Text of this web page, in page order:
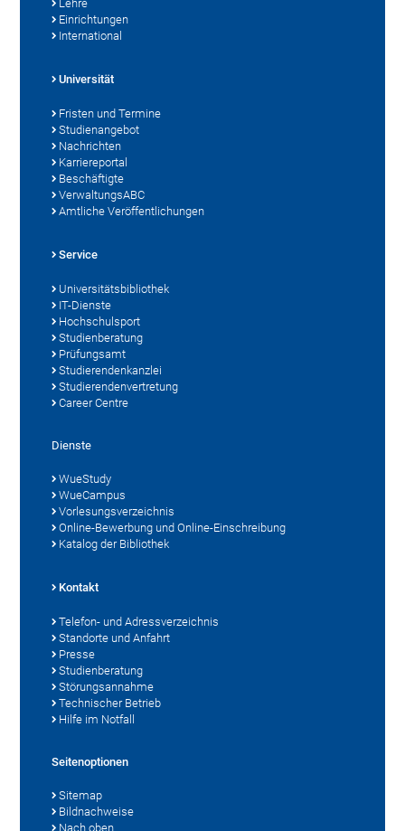
Lehre
Einrichtungen
International
Universität
Fristen und Termine
Studienangebot
Nachrichten
Karriereportal
Beschäftigte
VerwaltungsABC
Amtliche Veröffentlichungen
Service
Universitätsbibliothek
IT-Dienste
Hochschulsport
Studienberatung
Prüfungsamt
Studierendenkanzlei
Studierendenvertretung
Career Centre
Dienste
WueStudy
WueCampus
Vorlesungsverzeichnis
Online-Bewerbung und Online-Einschreibung
Katalog der Bibliothek
Kontakt
Telefon- und Adressverzeichnis
Standorte und Anfahrt
Presse
Studienberatung
Störungsannahme
Technischer Betrieb
Hilfe im Notfall
Seitenoptionen
Sitemap
Bildnachweise
Nach oben